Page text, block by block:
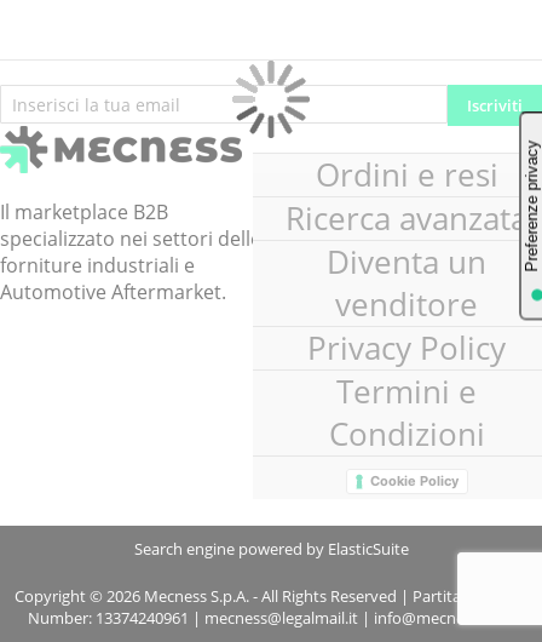
Iscriviti
alla
nostra
Newsletter:
Iscriviti
Il marketplace B2B
specializzato nei settori delle
forniture industriali e
Automotive Aftermarket.
Ordini e resi
Ricerca avanzata
Diventa un
venditore
Privacy Policy
Termini e
Condizioni
Cookie Policy
Search engine powered by ElasticSuite
Copyright © 2026 Mecness S.p.A. - All Rights Reserved | Partita IVA - VAT
Number: 13374240961 | mecness@legalmail.it | info@mecness.com